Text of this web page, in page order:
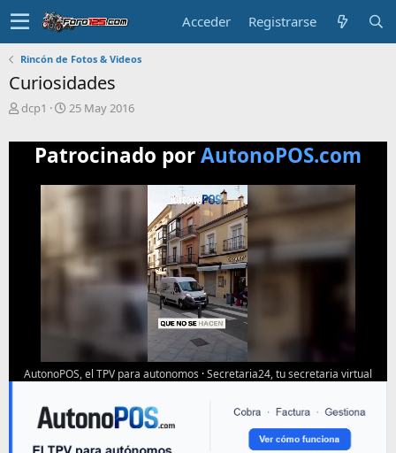
Acceder Registrarse
Rincón de Fotos & Videos
Curiosidades
T
m
dcp1
F
c
h
d
e
i
c
i
25 May 2016
Patrocinado porAutonoPOS.com
AutonoPOS, el TPV para autonomos ·Secretaria24, tu secretaria virtual